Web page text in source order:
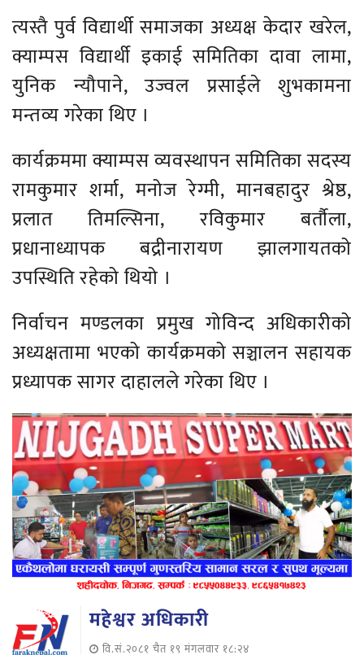
त्यस्तै पुर्व विद्यार्थी समाजका अध्यक्ष केदार खरेल,
क्याम्पस विद्यार्थी इकाई समितिका दावा लामा,
युनिक न्यौपाने, उज्वल प्रसाईले शुभकामना
मन्तव्य गरेका थिए ।
कार्यक्रममा क्याम्पस व्यवस्थापन समितिका सदस्य
रामकुमार शर्मा, मनोज रेग्मी, मानबहादुर श्रेष्ठ,
प्रलात तिमल्सिना, रविकुमार बर्तौला,
प्रधानाध्यापक बद्रीनारायण झालगायतको
उपस्थिति रहेको थियो ।
निर्वाचन मण्डलका प्रमुख गोविन्द अधिकारीको
अध्यक्षतामा भएको कार्यक्रमको सञ्चालन सहायक
प्रध्यापक सागर दाहालले गरेका थिए ।
महेश्वर अधिकारी
वि.सं.२०८१ चैत १९ मंगलवार १८:२४